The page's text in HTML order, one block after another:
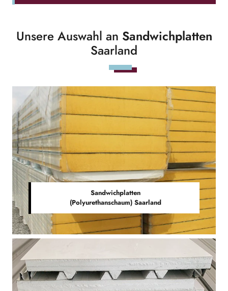
Unsere Auswahl an Sandwichplatten
Saarland
Sandwichplatten
(Polyurethanschaum) Saarland